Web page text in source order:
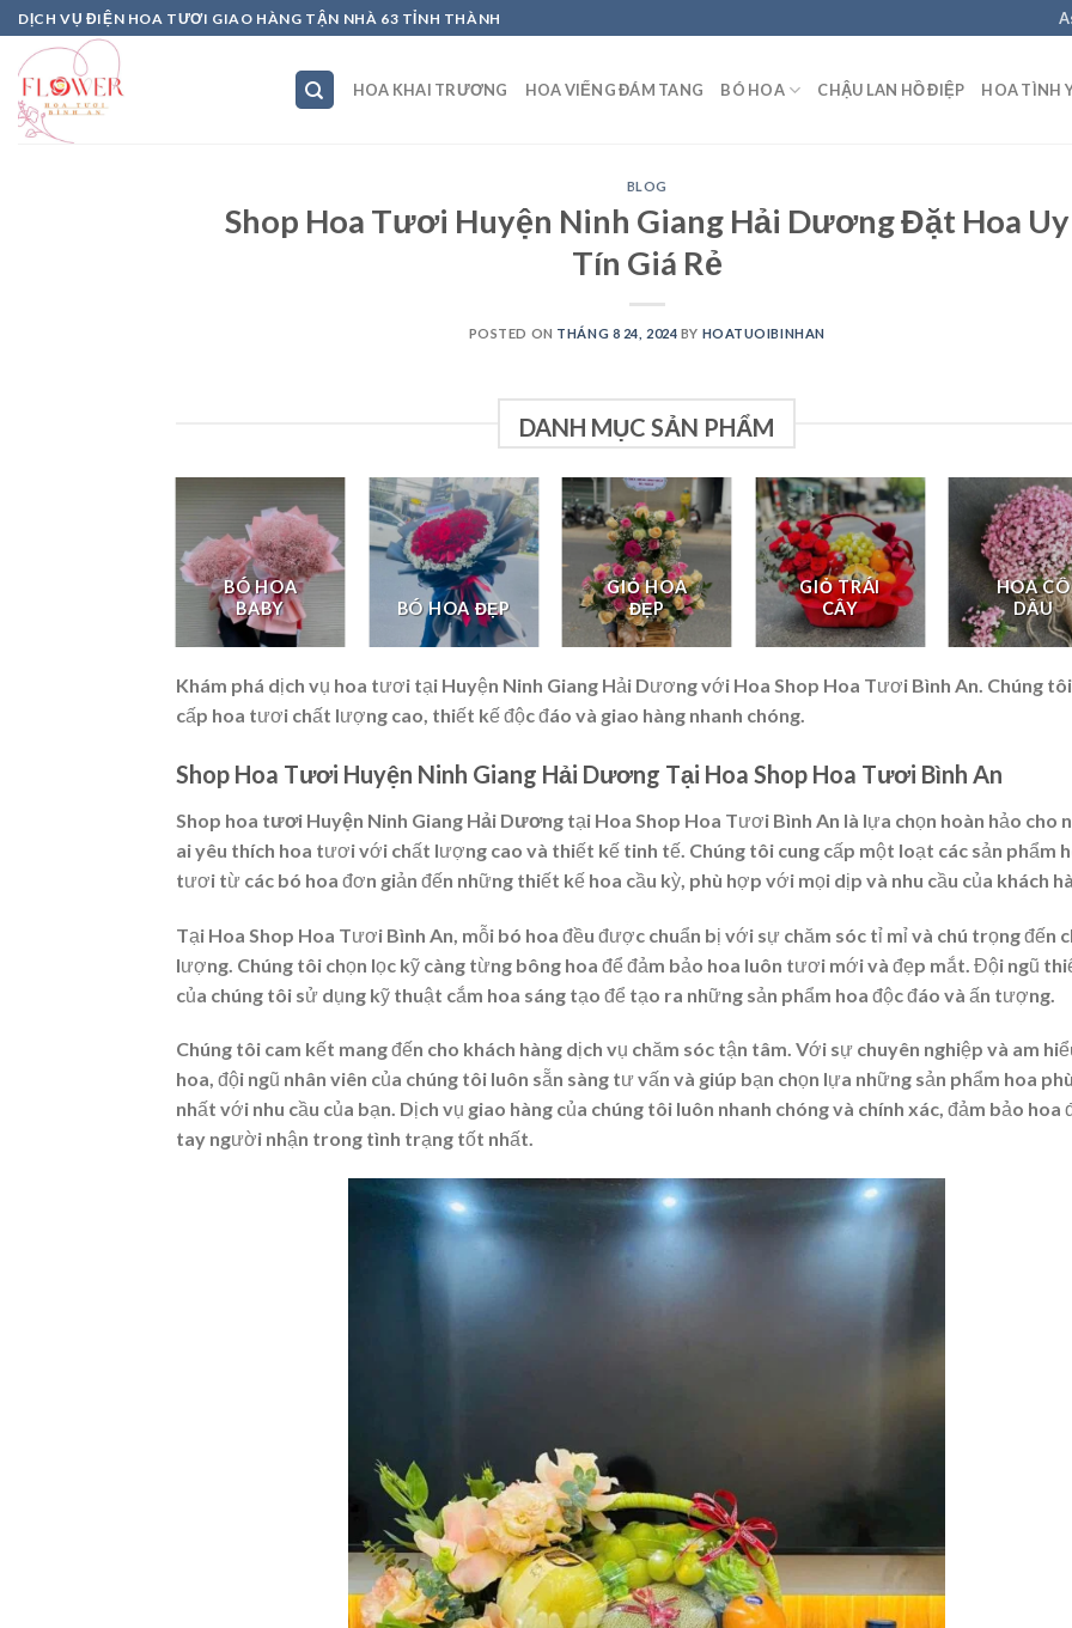
Skip
to
content
DỊCH VỤ ĐIỆN HOA TƯƠI GIAO HÀNG TẬN NHÀ 63 TỈNH THÀNH
HOA KHAI TRƯƠNG HOA VIẾNG ĐÁM TANG BÓ HOA CHẬU LAN HỒ ĐIỆP HOA TÌNH
BLOG
Shop Hoa Tươi Huyện Ninh Giang Hải Dương Đặt Hoa Uy
Tín Giá Rẻ
POSTED ON THÁNG 8 24, 2024 BY HOATUOIBINHAN
DANH MỤC SẢN PHẨM
BÓ HOA
BABY
BÓ HOA ĐẸP
GIỎ HOA
ĐẸP
GIỎ TRÁI
CÂY
HOA CÔ
DÂU
Khám phá dịch vụ hoa tươi tại Huyện Ninh Giang Hải Dương với Hoa Shop Hoa Tươi Bình An. Chúng
cấp hoa tươi chất lượng cao, thiết kế độc đáo và giao hàng nhanh chóng.
Shop Hoa Tươi Huyện Ninh Giang Hải Dương Tại Hoa Shop Hoa Tươi Bình An
Shop hoa tươi Huyện Ninh Giang Hải Dương tại Hoa Shop Hoa Tươi Bình An là lựa chọn hoàn hảo cho
ai yêu thích hoa tươi với chất lượng cao và thiết kế tinh tế. Chúng tôi cung cấp một loạt các sản phẩm
tươi từ các bó hoa đơn giản đến những thiết kế hoa cầu kỳ, phù hợp với mọi dịp và nhu cầu của khách
Tại Hoa Shop Hoa Tươi Bình An, mỗi bó hoa đều được chuẩn bị với sự chăm sóc tỉ mỉ và chú trọng đến
lượng. Chúng tôi chọn lọc kỹ càng từng bông hoa để đảm bảo hoa luôn tươi mới và đẹp mắt. Đội ngũ
của chúng tôi sử dụng kỹ thuật cắm hoa sáng tạo để tạo ra những sản phẩm hoa độc đáo và ấn tượng.
Chúng tôi cam kết mang đến cho khách hàng dịch vụ chăm sóc tận tâm. Với sự chuyên nghiệp và am
hoa, đội ngũ nhân viên của chúng tôi luôn sẵn sàng tư vấn và giúp bạn chọn lựa những sản phẩm hoa
nhất với nhu cầu của bạn. Dịch vụ giao hàng của chúng tôi luôn nhanh chóng và chính xác, đảm bảo hoa
tay người nhận trong tình trạng tốt nhất.